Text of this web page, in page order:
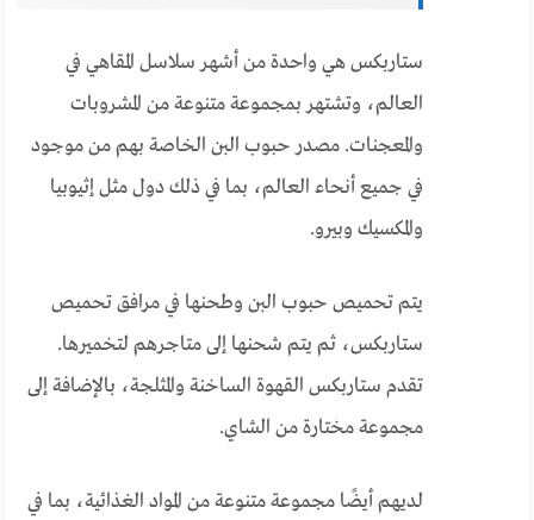
ستاربكس هي واحدة من أشهر سلاسل المقاهي في
العالم، وتشتهر بمجموعة متنوعة من المشروبات
والمعجنات. مصدر حبوب البن الخاصة بهم من موجود
في جميع أنحاء العالم، بما في ذلك دول مثل إثيوبيا
والمكسيك وبيرو.
يتم تحميص حبوب البن وطحنها في مرافق تحميص
ستاربكس، ثم يتم شحنها إلى متاجرهم لتخميرها.
تقدم ستاربكس القهوة الساخنة والمثلجة، بالإضافة إلى
مجموعة مختارة من الشاي.
لديهم أيضًا مجموعة متنوعة من المواد الغذائية، بما في